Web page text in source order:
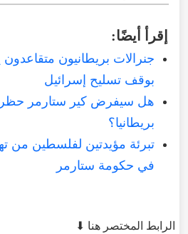
إقرأ أيضًا:
جنرالات بريطانيون متقاعدون
بوقف تسليح إسرائيل
هل سيفرض كير ستارمر حظر
بريطانيا؟
تبرئة مؤيدتين لفلسطين من
في حكومة ستارمر
الرابط المختصر هنا ⬇